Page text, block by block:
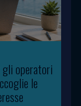
gli operatori
le